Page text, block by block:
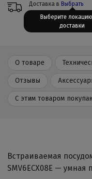
Доставка в Выбрать
О товаре
Отзывы
С этим товаром
Встраиваемая
SMV6ECX08E —
Выберите
доставки